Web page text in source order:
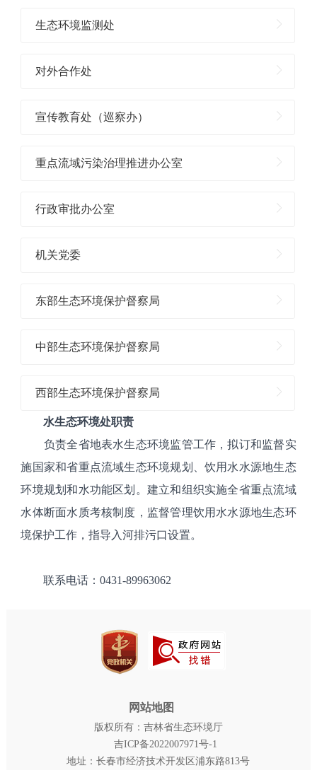
生态环境监测处
对外合作处
宣传教育处（巡察办）
重点流域污染治理推进办公室
行政审批办公室
机关党委
东部生态环境保护督察局
中部生态环境保护督察局
西部生态环境保护督察局
水生态环境处职责
负责全省地表水生态环境监管工作，拟订和监督实
施国家和省重点流域生态环境规划、饮用水水源地生态
环境规划和水功能区划。建立和组织实施全省重点流域
水体断面水质考核制度，监督管理饮用水水源地生态环
境保护工作，指导入河排污口设置。
联系电话：0431-89963062
网站地图
版权所有：吉林省生态环境厅
吉ICP备2022007971号-1
地址：长春市经济技术开发区浦东路813号